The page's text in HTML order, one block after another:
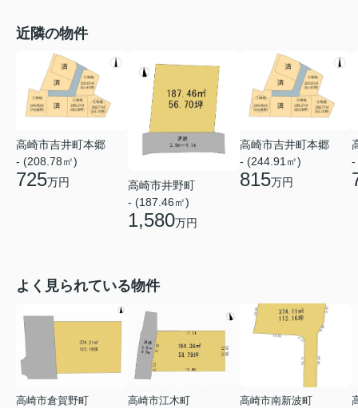
近隣の物件
高崎市吉井町本郷
- (208.78㎡)
725万円
高崎市井野町
- (187.46㎡)
1,580万円
高崎市吉井町本郷
- (244.91㎡)
815万円
-
よく見られている物件
高崎市倉賀野町
高崎市江木町
高崎市南新波町